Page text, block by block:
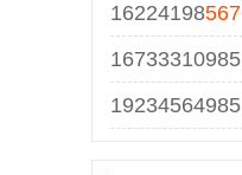
16224198567
16733310985
19234564985